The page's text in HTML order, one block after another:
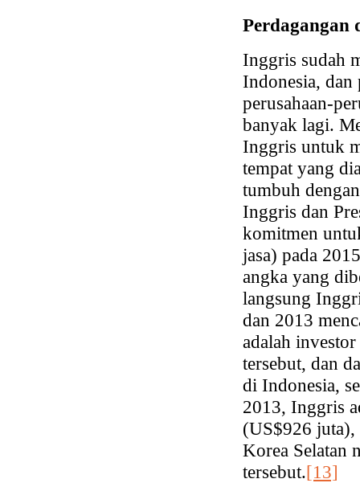
Perdagangan
Inggris sudah
Indonesia, dan
perusahaan-
banyak lagi.
Inggris untuk
tempat yang
tumbuh
Inggris dan
komitmen
jasa) pada
angka yang
langsung
dan 2013
adalah
tersebut, dan
di Indonesia,
2013, Inggris
(US$926 juta),
Korea Selatan
tersebut.[13]